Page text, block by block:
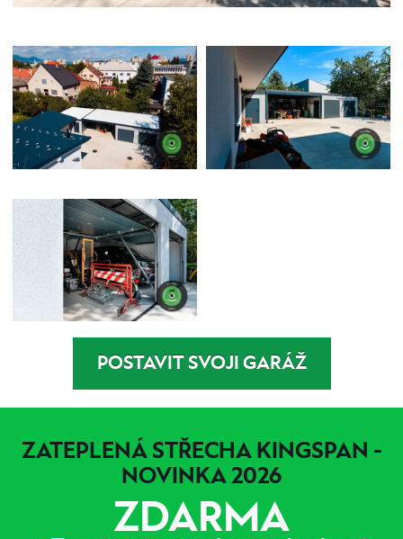
POSTAVIT SVOJI GARÁŽ
ZATEPLENÁ STŘECHA KINGSPAN -
NOVINKA 2026
ZDARMA